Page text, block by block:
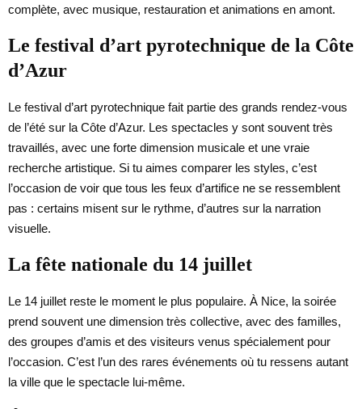
complète, avec musique, restauration et animations en amont.
Le festival d’art pyrotechnique de la Côte
d’Azur
Le festival d’art pyrotechnique fait partie des grands rendez-vous
de l’été sur la Côte d’Azur. Les spectacles y sont souvent très
travaillés, avec une forte dimension musicale et une vraie
recherche artistique. Si tu aimes comparer les styles, c’est
l’occasion de voir que tous les feux d’artifice ne se ressemblent
pas : certains misent sur le rythme, d’autres sur la narration
visuelle.
La fête nationale du 14 juillet
Le 14 juillet reste le moment le plus populaire. À Nice, la soirée
prend souvent une dimension très collective, avec des familles,
des groupes d’amis et des visiteurs venus spécialement pour
l’occasion. C’est l’un des rares événements où tu ressens autant
la ville que le spectacle lui-même.